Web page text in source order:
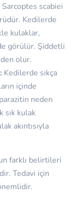
Sarcoptes scabiei
Kedilerde
kulaklar,
görülür. Şiddetli
olur.
Kedilerde sıkça
içinde
neden
sık kulak
akıntısıyla
farklı belirtileri
Tedavi için